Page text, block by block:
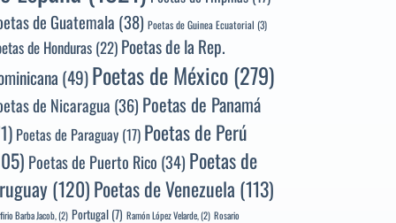
de Guatemala (38) Poetas de Guinea Ecuatorial (3)
de Honduras(22) Poetas de la Rep.
(49)Poetas de México(279)
de Nicaragua (36) Poetas de Panamá
Poetas de Paraguay (17) Poetas de Perú
Poetas de Puerto Rico (34) Poetas de
(120)Poetas de Venezuela (113)
Barba Jacob,(2) Portugal (7) Ramón López Velarde,(2) Rosario